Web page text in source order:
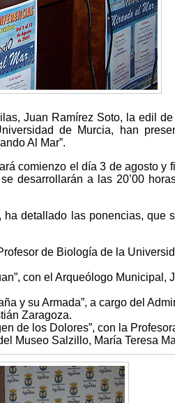
Juan Ramírez Soto, la edil de
de Murcia, han
Al Mar”.
comienzo el día 3 de agosto y
desarrollarán a las 20’00
detallado las ponencias, que
de Biología de la
con el Arqueólogo Municipal,
y su Armada”, a cargo del
Zaragoza.
de los Dolores”, con la
Museo Salzillo, María Teresa